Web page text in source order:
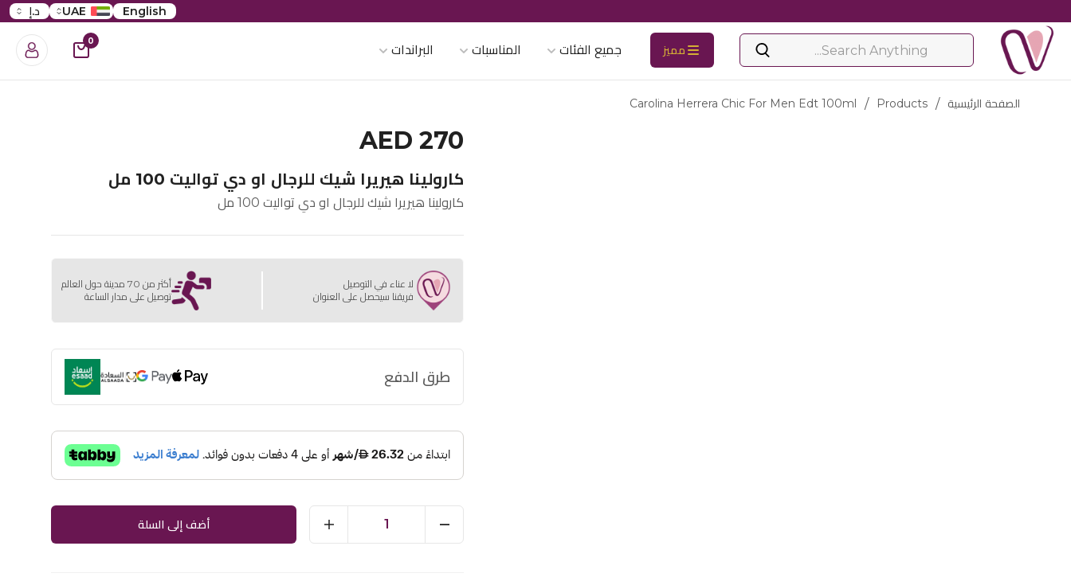
English
UAE د.إ
مميز جميع الفئات المناسبات البراندات
0
الصفحة الرئيسية /
Products
/
Carolina Herrera Chic For Men Edt 100ml
AED 270
كارولينا هيريرا شيك للرجال او دي تواليت 100 مل
كارولينا هيريرا شيك للرجال او دي تواليت 100 مل
لا عناء في التوصيل
فريقنا سيحصل على العنوان
أكثر من 70 مدينة حول العالم
توصيل على مدار الساعة
طرق الدفع
1 أضف إلى السلة